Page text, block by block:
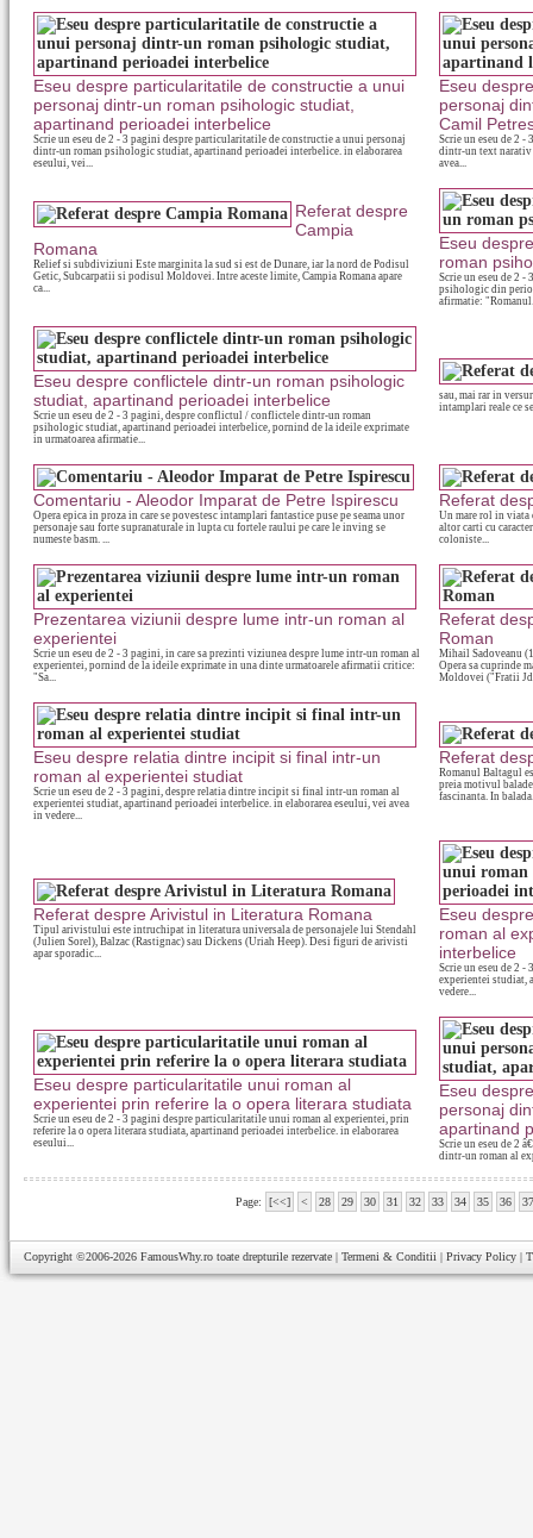
Eseu despre particularitatile de constructie a unui
personaj dintr-un roman psihologic studiat,
apartinand perioadei interbelice
Scrie un eseu de 2 - 3 pagini despre particularitatile de constructie a unui personaj
dintr-un roman psihologic studiat, apartinand perioadei interbelice. in elaborarea
eseului, vei...
Eseu
personaj
Camil
Scrie un eseu de 2
dintr-un text narativ
avea...
Referat despre
Campia
Romana
Relief si subdiviziuni Este marginita la sud si est de Dunare, iar la nord de Podisul
Getic, Subcarpatii si podisul Moldovei. Intre aceste limite, Campia Romana apare
ca...
Eseu
roman
Scrie un eseu de 2
psihologic din
afirmatie:
Eseu despre conflictele dintr-un roman psihologic
studiat, apartinand perioadei interbelice
Scrie un eseu de 2 - 3 pagini, despre conflictul / conflictele dintr-un roman
psihologic studiat, apartinand perioadei interbelice, pornind de la ideile exprimate
in urmatoarea afirmatie...
sau, mai rar in
intamplari reale ce
Comentariu - Aleodor Imparat de Petre Ispirescu
Opera epica in proza in care se povestesc intamplari fantastice puse pe seama unor
personaje sau forte supranaturale in lupta cu fortele raului pe care le inving se
numeste basm. ...
Referat
Un mare rol in viata
altor carti cu
coloniste...
Prezentarea viziunii despre lume intr-un roman al
experientei
Scrie un eseu de 2 - 3 pagini, in care sa prezinti viziunea despre lume intr-un roman al
experientei, pornind de la ideile exprimate in una dinte urmatoarele afirmatii critice:
"Sa...
Referat
Roman
Mihail Sadoveanu
Opera sa cuprinde
Moldovei ("Fratii
Eseu despre relatia dintre incipit si final intr-un
roman al experientei studiat
Scrie un eseu de 2 - 3 pagini, despre relatia dintre incipit si final intr-un roman al
experientei studiat, apartinand perioadei interbelice. in elaborarea eseului, vei avea
in vedere...
Referat
Romanul Baltagul
preia motivul
fascinanta. In
Referat despre Arivistul in Literatura Romana
Tipul arivistului este intruchipat in literatura universala de personajele lui Stendahl
(Julien Sorel), Balzac (Rastignac) sau Dickens (Uriah Heep). Desi figuri de arivisti
apar sporadic...
Eseu
roman al
interbelice
Scrie un eseu de 2
experientei studiat,
vedere...
Eseu despre particularitatile unui roman al
experientei prin referire la o opera literara studiata
Scrie un eseu de 2 - 3 pagini despre particularitatile unui roman al experientei, prin
referire la o opera literara studiata, apartinand perioadei interbelice. in elaborarea
eseului...
Eseu
personaj
apartinand
Scrie un eseu de 2
dintr-un roman al
Page: [<<] < 28 29 30 31 32 33 34 35 36 37
Copyright ©2006-2026 FamousWhy.ro toate drepturile rezervate | Termeni & Conditii | Privacy Policy |